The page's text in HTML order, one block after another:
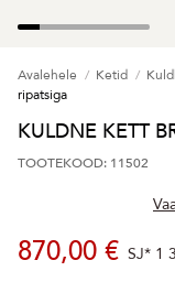
Avalehele Ketid
ripatsiga
KULDNE KETT
TOOTEKOOD: 11502
870,00 € SJ* 1